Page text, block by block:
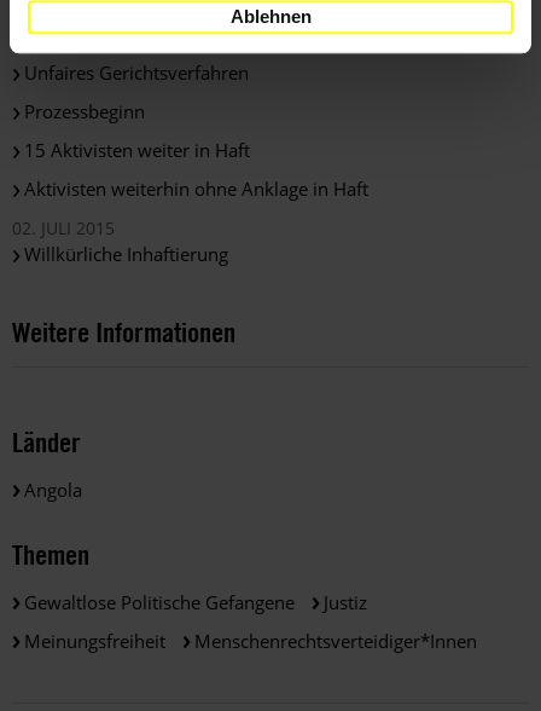
Ablehnen
Gefängnis für friedliche Aktivist_innen
Unfaires Gerichtsverfahren
Prozessbeginn
15 Aktivisten weiter in Haft
Aktivisten weiterhin ohne Anklage in Haft
02. JULI 2015
Willkürliche Inhaftierung
Weitere Informationen
Länder
Angola
Themen
Gewaltlose Politische Gefangene
Justiz
Meinungsfreiheit
Menschenrechtsverteidiger*innen